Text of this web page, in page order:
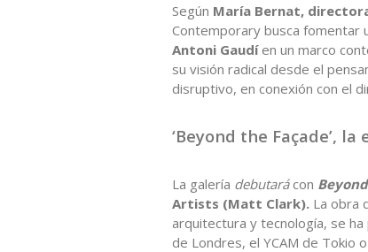
Según María Bernat,
Contemporary busca fomentar
Antoni Gaudíen un marco
su visión radical desde el
disruptivo, en conexión con el
‘Beyond the Façade’,
La galería debutarácon
Artists (Matt Clark). La obra
arquitectura y tecnología, se
de Londres, el YCAM de Tokio